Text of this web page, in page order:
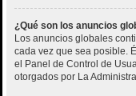
¿Qué son los anuncios
Los anuncios globales
cada vez que sea posible.
el Panel de Control de
otorgados por La